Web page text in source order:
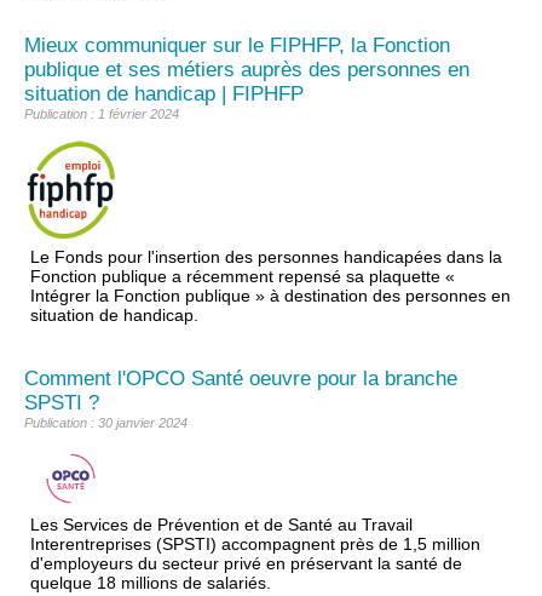
Mieux communiquer sur le FIPHFP, la Fonction
publique et ses métiers auprès des personnes en
situation de handicap | FIPHFP
Publication : 1 février 2024
Le Fonds pour l'insertion des personnes handicapées dans la
Fonction publique a récemment repensé sa plaquette «
Intégrer la Fonction publique » à destination des personnes en
situation de handicap.
Comment l'OPCO Santé oeuvre pour la branche
SPSTI ?
Publication : 30 janvier 2024
Les Services de Prévention et de Santé au Travail
Interentreprises (SPSTI) accompagnent près de 1,5 million
d'employeurs du secteur privé en préservant la santé de
quelque 18 millions de salariés.